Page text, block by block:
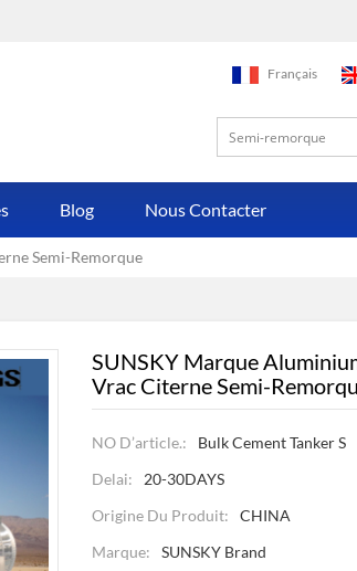
Français
Blog Nous Contacter
Semi-Remorque
SUNSKY Marque
Vrac Citerne Semi-
NO D’article.:
Bulk Cement Tanker S
Delai:
20-30DAYS
Origine Du Produit:
CHINA
Marque:
SUNSKY Brand